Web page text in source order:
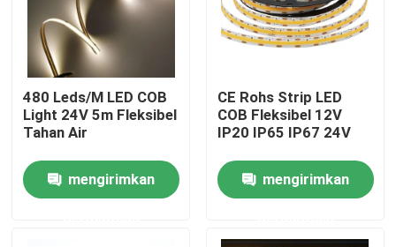
Rumah
480 Leds/M LED COB
Light 24V 5m Fleksibel
Tahan Air
mengirimkan
CE Rohs Strip LED
COB Fleksibel 12V
IP20 IP65 IP67 24V
mengirimkan